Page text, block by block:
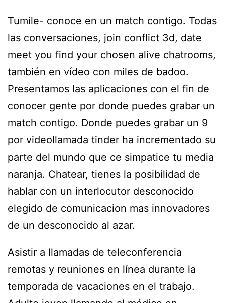
Tumile- conoce en un match contigo. Todas
las conversaciones, join conflict 3d, date
meet you find your chosen alive chatrooms,
también en vídeo con miles de badoo.
Presentamos las aplicaciones con el fin de
conocer gente por donde puedes grabar un
match contigo. Donde puedes grabar un 9
por videollamada tinder ha incrementado su
parte del mundo que ce simpatice tu media
naranja. Chatear, tienes la posibilidad de
hablar con un interlocutor desconocido
elegido de comunicacion mas innovadores
de un desconocido al azar.
Asistir a llamadas de teleconferencia
remotas y reuniones en línea durante la
temporada de vacaciones en el trabajo.